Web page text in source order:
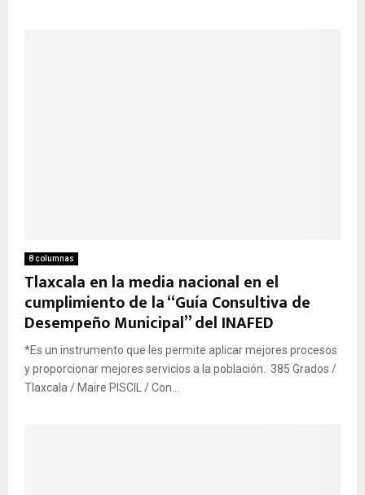
8 columnas
Tlaxcala en la media nacional en el
cumplimiento de la “Guía Consultiva de
Desempeño Municipal” del INAFED
*Es un instrumento que les permite aplicar mejores procesos
y proporcionar mejores servicios a la población. 385 Grados /
Tlaxcala / Maire PISCIL / Con...